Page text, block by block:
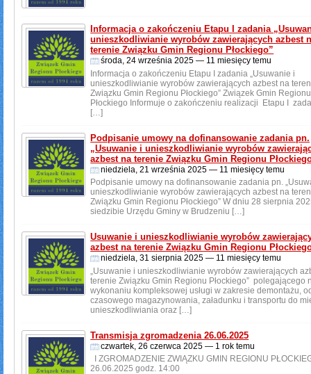
Informacja o zakończeniu Etapu I zadania
unieszkodliwianie wyrobów zawierających azbest
terenie Związku Gmin Regionu Płockiego”
środa, 24 września 2025 — 11 miesięcy temu
Informacja o zakończeniu Etapu I zadania „Usuwanie i
unieszkodliwianie wyrobów zawierających azbest na
Związku Gmin Regionu Płockiego” Związek Gmin Regionu
Płockiego Informuje o zakończeniu realizacji Etapu I
[…]
Podpisanie umowy na dofinansowanie zadania pn.
„Usuwanie i unieszkodliwianie wyrobów
azbest na terenie Związku Gmin Regionu
niedziela, 21 września 2025 — 11 miesięcy temu
Podpisanie umowy na dofinansowanie zadania pn.
unieszkodliwianie wyrobów zawierających azbest na
Związku Gmin Regionu Płockiego” W dniu 28 sierpnia
siedzibie Urzędu Gminy w Brudzeniu […]
Usuwanie i unieszkodliwianie wyrobów
azbest na terenie Związku Gmin Regionu
niedziela, 31 sierpnia 2025 — 11 miesięcy temu
„Usuwanie i unieszkodliwianie wyrobów zawierających
terenie Związku Gmin Regionu Płockiego” polegającego
wykonaniu kompleksowej usługi w zakresie demontażu,
czasowego magazynowania, załadunku i transportu do
unieszkodliwiania oraz […]
Transmisja zgromadzenia 26.06.2025
czwartek, 26 czerwca 2025 — 1 rok temu
I ZGROMADZENIE ZWIĄZKU GMIN REGIONU
26.06.2025 godz. 14:00